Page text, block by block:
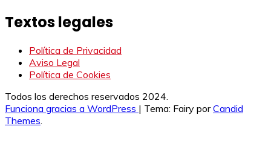
Textos legales
Política de Privacidad
Aviso Legal
Política de Cookies
Todos los derechos reservados 2024.
Funciona gracias a WordPress | Tema: Fairy porCandid
Themes.